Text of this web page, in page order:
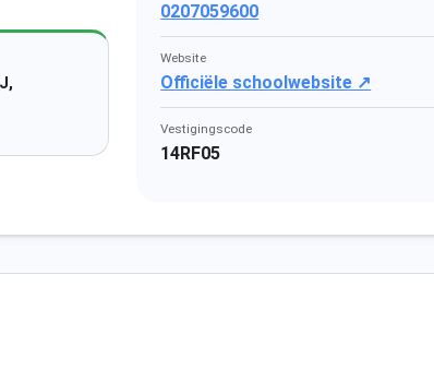
0207059600
Website
Officiële schoolwebsite ↗
Vestigingscode
14RF05